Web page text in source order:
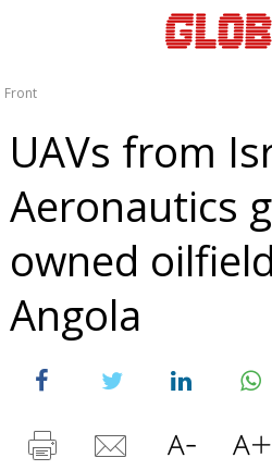
Front
UAVs from
Aeronautics
owned
Angola